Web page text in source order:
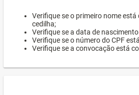
Verifique se o primeiro nome
cedilha;
Verifique se a data de
Verifique se o número do CPF
Verifique se a convocação está